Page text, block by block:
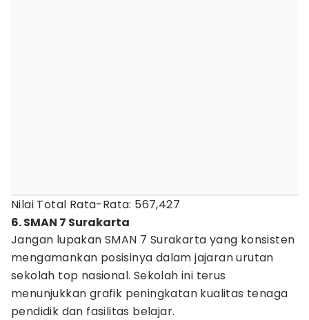
Nilai Total Rata-Rata: 567,427
6. SMAN 7 Surakarta
Jangan lupakan SMAN 7 Surakarta yang konsisten
mengamankan posisinya dalam jajaran urutan
sekolah top nasional. Sekolah ini terus
menunjukkan grafik peningkatan kualitas tenaga
pendidik dan fasilitas belajar.